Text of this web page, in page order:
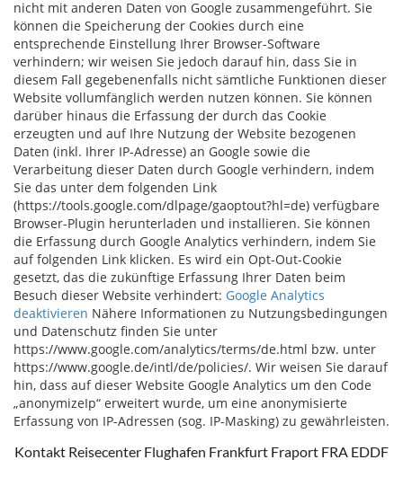
nicht mit anderen Daten von Google zusammengeführt. Sie
können die Speicherung der Cookies durch eine
entsprechende Einstellung Ihrer Browser-Software
verhindern; wir weisen Sie jedoch darauf hin, dass Sie in
diesem Fall gegebenenfalls nicht sämtliche Funktionen dieser
Website vollumfänglich werden nutzen können. Sie können
darüber hinaus die Erfassung der durch das Cookie
erzeugten und auf Ihre Nutzung der Website bezogenen
Daten (inkl. Ihrer IP-Adresse) an Google sowie die
Verarbeitung dieser Daten durch Google verhindern, indem
Sie das unter dem folgenden Link
(https://tools.google.com/dlpage/gaoptout?hl=de) verfügbare
Browser-Plugin herunterladen und installieren. Sie können
die Erfassung durch Google Analytics verhindern, indem Sie
auf folgenden Link klicken. Es wird ein Opt-Out-Cookie
gesetzt, das die zukünftige Erfassung Ihrer Daten beim
Besuch dieser Website verhindert: Google Analytics
deaktivieren Nähere Informationen zu Nutzungsbedingungen
und Datenschutz finden Sie unter
https://www.google.com/analytics/terms/de.html bzw. unter
https://www.google.de/intl/de/policies/. Wir weisen Sie darauf
hin, dass auf dieser Website Google Analytics um den Code
„anonymizeIp“ erweitert wurde, um eine anonymisierte
Erfassung von IP-Adressen (sog. IP-Masking) zu gewährleisten.
Kontakt Reisecenter Flughafen Frankfurt Fraport FRA EDDF